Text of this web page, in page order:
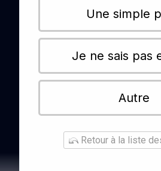
Une simple
Je ne sais pas
Autre
Retour à la liste